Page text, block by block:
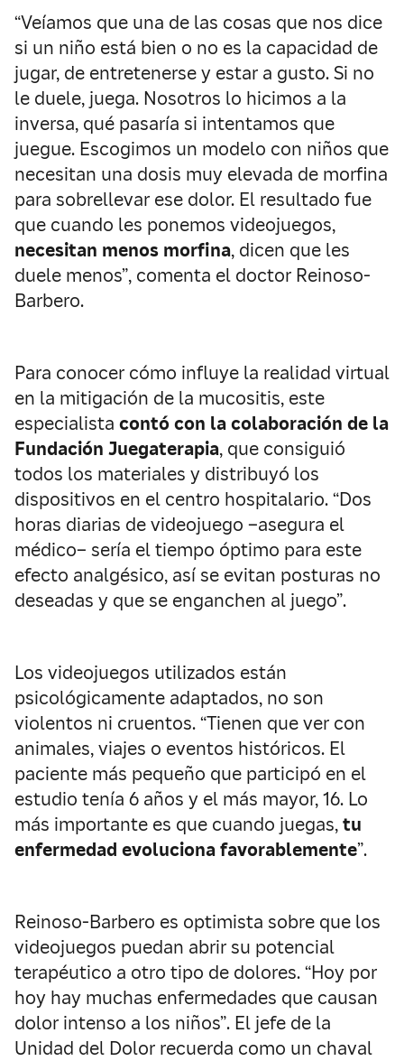
“Veíamos que una de las cosas que nos dice
si un niño está bien o no es la capacidad de
jugar, de entretenerse y estar a gusto. Si no
le duele, juega. Nosotros lo hicimos a la
inversa, qué pasaría si intentamos que
juegue. Escogimos un modelo con niños que
necesitan una dosis muy elevada de morfina
para sobrellevar ese dolor. El resultado fue
que cuando les ponemos videojuegos,
necesitan menos morfina, dicen que les
duele menos”, comenta el doctor Reinoso-
Barbero.
Para conocer cómo influye la realidad virtual
en la mitigación de la mucositis, este
especialista contó con la colaboración de la
Fundación Juegaterapia, que consiguió
todos los materiales y distribuyó los
dispositivos en el centro hospitalario. “Dos
horas diarias de videojuego –asegura el
médico– sería el tiempo óptimo para este
efecto analgésico, así se evitan posturas no
deseadas y que se enganchen al juego”.
Los videojuegos utilizados están
psicológicamente adaptados, no son
violentos ni cruentos. “Tienen que ver con
animales, viajes o eventos históricos. El
paciente más pequeño que participó en el
estudio tenía 6 años y el más mayor, 16. Lo
más importante es que cuando juegas,tu
enfermedad evoluciona favorablemente”.
Reinoso-Barbero es optimista sobre que los
videojuegos puedan abrir su potencial
terapéutico a otro tipo de dolores. “Hoy por
hoy hay muchas enfermedades que causan
dolor intenso a los niños”. El jefe de la
Unidad del Dolor recuerda como un chaval